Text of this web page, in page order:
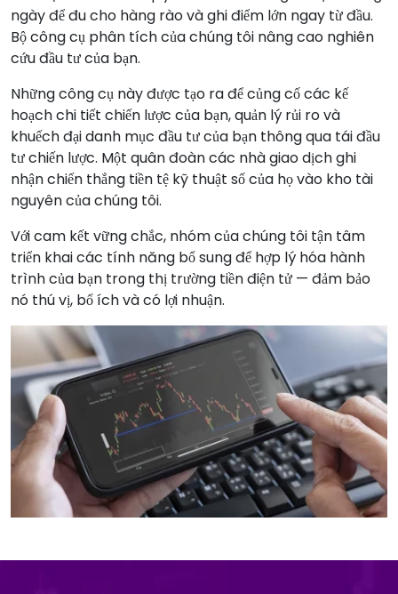
ngày để đu cho hàng rào và ghi điểm lớn ngay từ đầu.
Bộ công cụ phân tích của chúng tôi nâng cao nghiên
cứu đầu tư của bạn.
Những công cụ này được tạo ra để củng cố các kế
hoạch chi tiết chiến lược của bạn, quản lý rủi ro và
khuếch đại danh mục đầu tư của bạn thông qua tái đầu
tư chiến lược. Một quân đoàn các nhà giao dịch ghi
nhận chiến thắng tiền tệ kỹ thuật số của họ vào kho tài
nguyên của chúng tôi.
Với cam kết vững chắc, nhóm của chúng tôi tận tâm
triển khai các tính năng bổ sung để hợp lý hóa hành
trình của bạn trong thị trường tiền điện tử — đảm bảo
nó thú vị, bổ ích và có lợi nhuận.